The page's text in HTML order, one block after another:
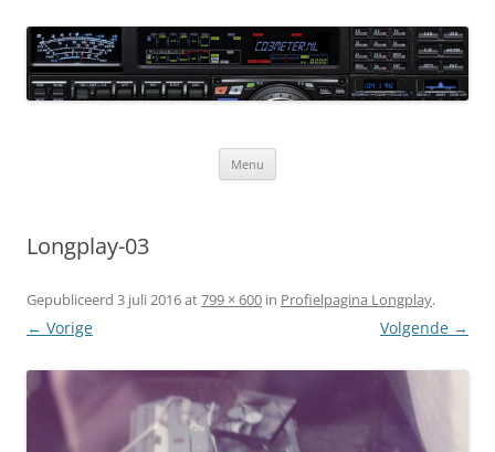
naar
de
inhoud CQ3meter
Website door en voor radio-amateurs
Menu
Longplay-03
Gepubliceerd 3 juli 2016at799 × 600 in Profielpagina Longplay.
← Vorige Volgende →